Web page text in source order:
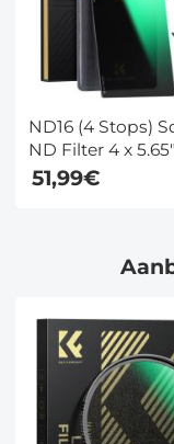
ND16 (4 Stops)
ND Filter 4 x
Filter Met Neutrale
Dichtheid
51,99€